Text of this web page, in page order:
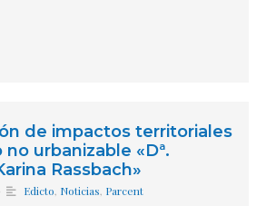
de impactos territoriales
urbanizable «Dª.
Rassbach»
Edicto Noticias Parcent